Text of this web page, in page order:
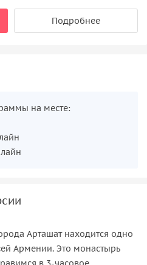
Подробнее
на месте:
Арташат находится одно
Армении. Это монастырь